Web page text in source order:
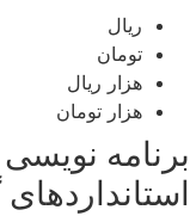
ریال
تومان
هزار ریال
هزار تومان
برنامه